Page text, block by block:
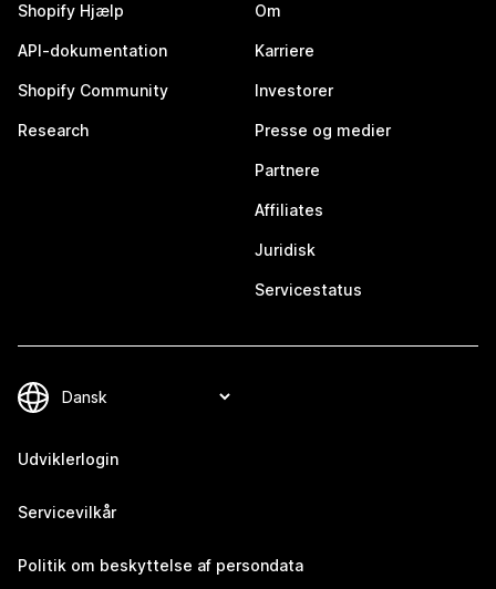
Shopify Hjælp
API-dokumentation
Shopify Community
Research
Om
Karriere
Investorer
Presse og medier
Partnere
Affiliates
Juridisk
Servicestatus
Udviklerlogin
Servicevilkår
Politik om beskyttelse af persondata